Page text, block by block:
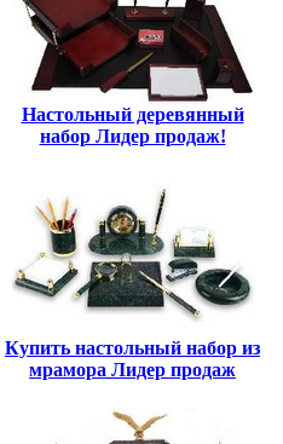
Настольный деревянный
набор Лидер продаж!
Купить настольный набор из
мрамора Лидер продаж